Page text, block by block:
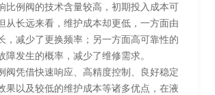
比例阀的技术含量较高，初期投入成本可
从长远来看，维护成本却更低，一方面由
，减少了更换频率；另一方面高可靠性的
障发生的概率，减少了维修需求。
阀凭借快速响应、高精度控制、良好稳定
果以及较低的维护成本等诸多优点，在液